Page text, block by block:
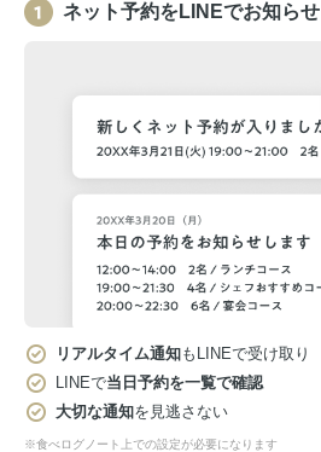
ネット予約をLINEでお知らせ
リアルタイム通知もLINEで受け取り
LINEで当日予約を一覧で確認
大切な通知を見逃さない
※食べログノート上での設定が必要になります